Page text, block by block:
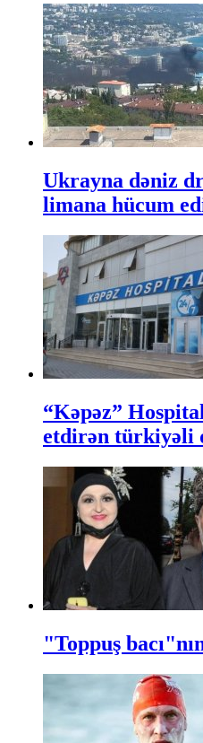
Ukrayna dəniz
limana hücum
“Kəpəz”
etdirən türkiyəli
"Toppuş